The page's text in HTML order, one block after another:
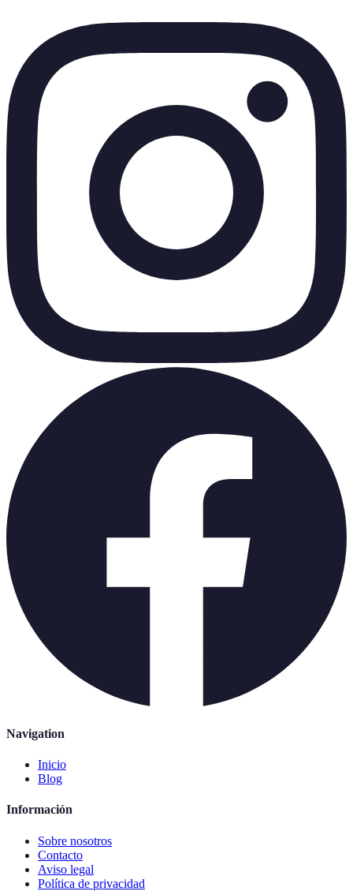
Navigation
Inicio
Blog
Información
Sobre nosotros
Contacto
Aviso legal
Política de privacidad